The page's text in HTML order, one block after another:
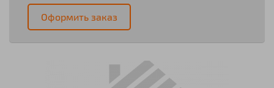
Оформить заказ